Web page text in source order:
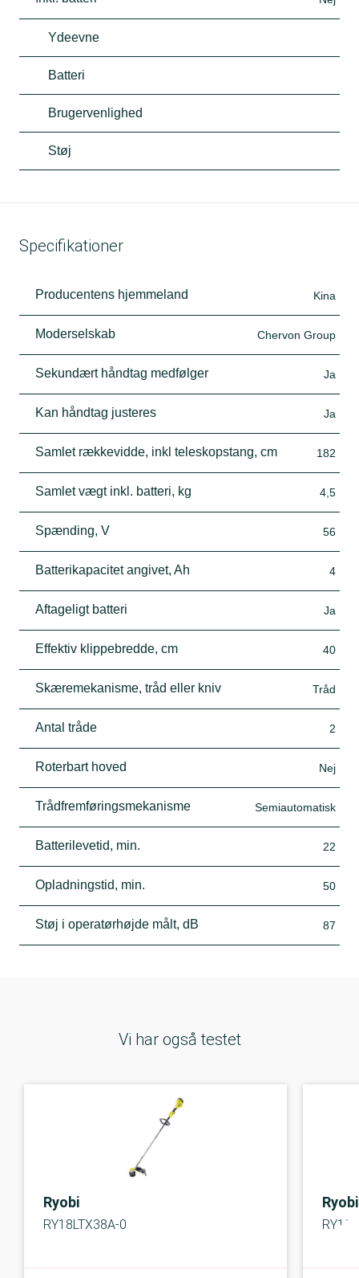
Ydeevne
Batteri
Brugervenlighed
Støj
Specifikationer
Producentens hjemmeland Kina
Moderselskab Chervon Group
Sekundært håndtag medfølger Ja
Kan håndtag justeres Ja
Samlet rækkevidde, inkl teleskopstang, cm 182
Samlet vægt inkl. batteri, kg 4,5
Spænding, V 56
Batterikapacitet angivet, Ah 4
Aftageligt batteri Ja
Effektiv klippebredde, cm 40
Skæremekanisme, tråd eller kniv Tråd
Antal tråde 2
Roterbart hoved Nej
Trådfremføringsmekanisme Semiautomatisk
Batterilevetid, min. 22
Opladningstid, min. 50
Støj i operatørhøjde målt, dB 87
Vi har også testet
Ryobi
RY18LTX38A-0
Ryobi